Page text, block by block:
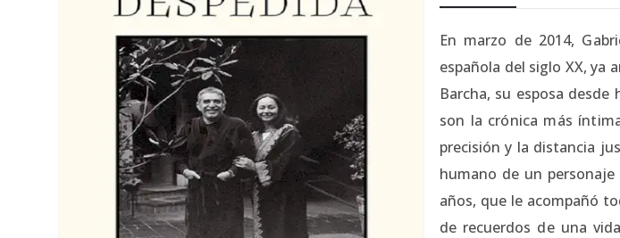
En marzo de 2014,
española del siglo XX, ya
Barcha, su esposa
son la crónica más
precisión y la distancia
humano de un
años, que le acompañó
de recuerdos de una